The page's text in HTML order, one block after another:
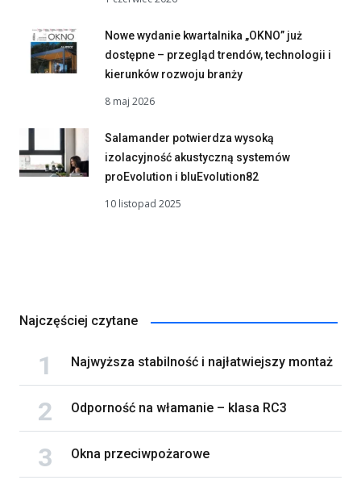
Nowe wydanie kwartalnika „OKNO” już
dostępne – przegląd trendów, technologii i
kierunków rozwoju branży
8 maj 2026
Salamander potwierdza wysoką
izolacyjność akustyczną systemów
proEvolution i bluEvolution82
10 listopad 2025
Najczęściej czytane
Najwyższa stabilność i najłatwiejszy montaż
Odporność na włamanie – klasa RC3
Okna przeciwpożarowe